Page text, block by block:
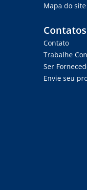
Mapa do site
Contatos
Contato
Trabalhe
Ser
Envie seu